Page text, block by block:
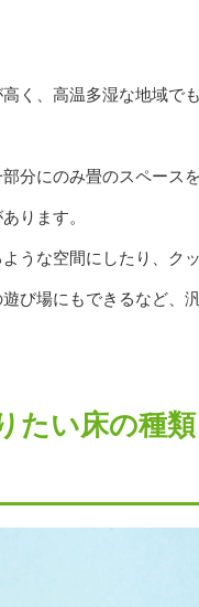
く、高温多湿な地域で
分にのみ畳のスペース
ります。
うな空間にしたり、ク
び場にもできるなど、
たい床の種類